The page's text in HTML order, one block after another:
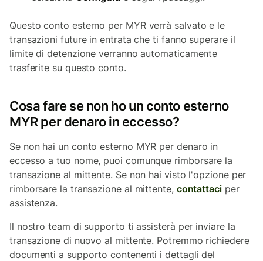
Questo conto esterno per MYR verrà salvato e le
transazioni future in entrata che ti fanno superare il
limite di detenzione verranno automaticamente
trasferite su questo conto.
Cosa fare se non ho un conto esterno
MYR per denaro in eccesso?
Se non hai un conto esterno MYR per denaro in
eccesso a tuo nome, puoi comunque rimborsare la
transazione al mittente. Se non hai visto l'opzione per
rimborsare la transazione al mittente, contattaciper
assistenza.
Il nostro team di supporto ti assisterà per inviare la
transazione di nuovo al mittente. Potremmo richiedere
documenti a supporto contenenti i dettagli del